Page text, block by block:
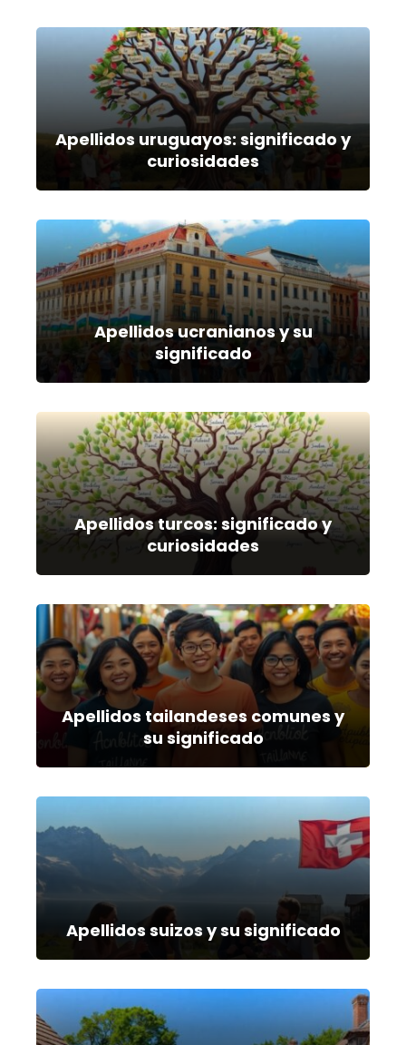
Apellidos uruguayos: significado y
curiosidades
Apellidos ucranianos y su
significado
Apellidos turcos: significado y
curiosidades
Apellidos tailandeses comunes y
su significado
Apellidos suizos y su significado